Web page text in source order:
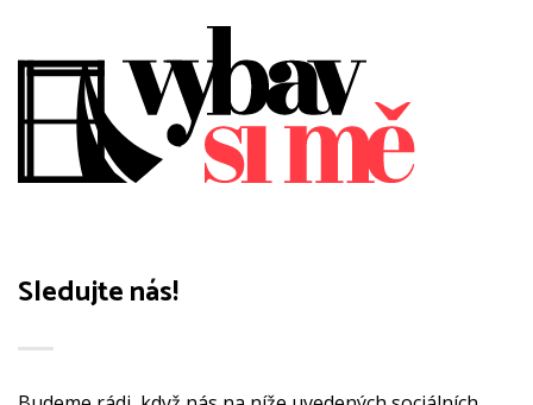
Sledujte nás!